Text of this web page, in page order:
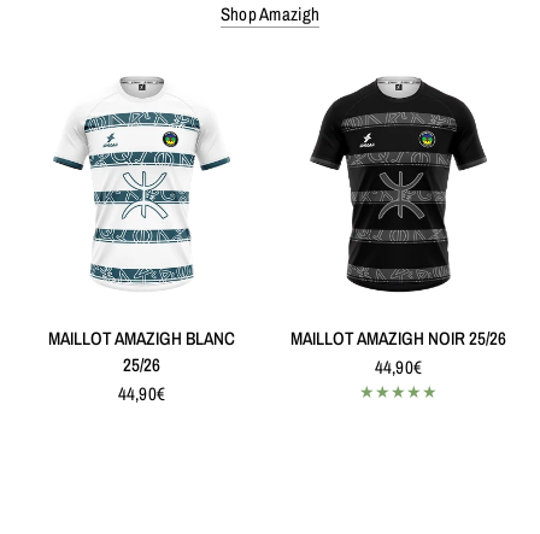
Shop Amazigh
MAILLOT AMAZIGH BLANC
25/26
44,90€
MAILLOT AMAZIGH NOIR 25/26
44,90€